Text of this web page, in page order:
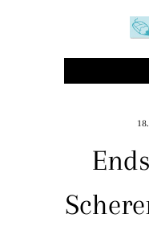
saje
grafikdesign |